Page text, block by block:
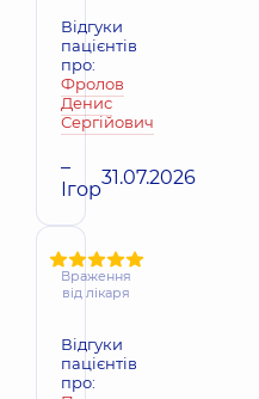
Відгуки
пацієнтів
про:
Фролов
Денис
Сергійович
–
Ігор31.07.2026
Враження
від лікаря
Відгуки
пацієнтів
про: